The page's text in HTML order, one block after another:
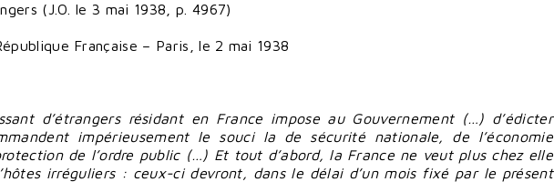
(J.O. le 3 mai 1938, p. 4967)
Française – Paris, le 2 mai 1938
d’étrangers résidant en France impose au Gouvernement (…) d’édicter
impérieusement le souci la de sécurité nationale, de l’économie
de l’ordre public (…) Et tout d’abord, la France ne veut plus chez elle
irréguliers : ceux-ci devront, dans le délai d’un mois fixé par le présent